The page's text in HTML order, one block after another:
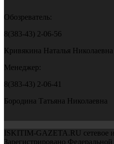
Обозреватель:
8(383-43) 2-06-56
Кривякина Наталья Николаевна
Менеджер:
8(383-43) 2-06-41
Бородина Татьяна Николаевна
ISKITIM-GAZETA.RU сетевое
Зарегистрировано